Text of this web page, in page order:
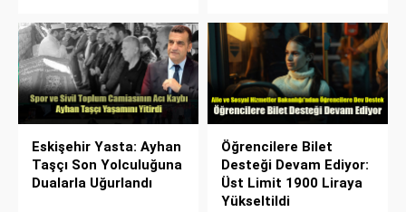
Eskişehir Yasta: Ayhan
Taşçı Son Yolculuğuna
Dualarla Uğurlandı
Öğrencilere Bilet
Desteği Devam Ediyor:
Üst Limit 1900 Liraya
Yükseltildi